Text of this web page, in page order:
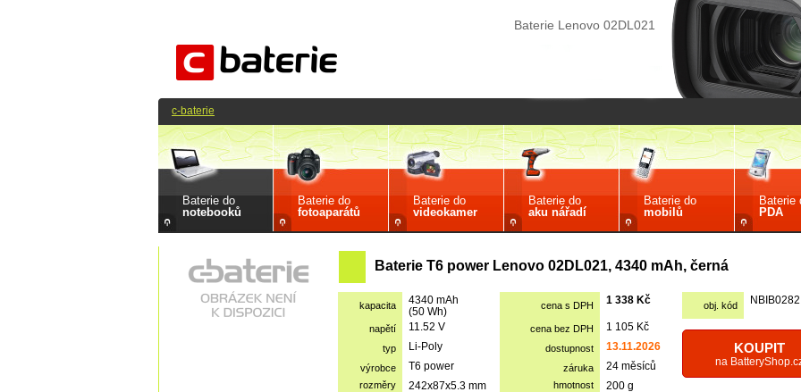
Baterie Lenovo 02DL021
Baterie do
notebooků
Baterie do
fotoaparátů
Baterie do
videokamer
Baterie do
aku nářadí
Baterie do
mobilů
Baterie
PDA
Baterie T6 power Lenovo 02DL021, 4340 mAh, černá
kapacita
4340 mAh
(50 Wh)
cena s DPH 1 338 Kč obj. kód NBIB0282
napětí 11.52 V cena bez DPH 1 105 Kč
KOUPIT
na
typ Li-Poly dostupnost 13.11.2026
výrobce T6 power záruka 24 měsíců
rozměry 242x87x5.3 mm hmotnost 200 g
c-baterie